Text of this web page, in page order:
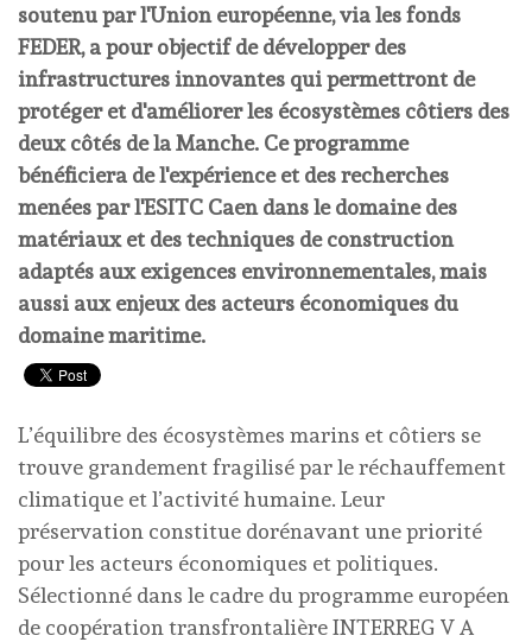
soutenu par l'Union européenne, via les fonds
FEDER, a pour objectif de développer des
infrastructures innovantes qui permettront de
protéger et d'améliorer les écosystèmes côtiers des
deux côtés de la Manche. Ce programme
bénéficiera de l'expérience et des recherches
menées par l'ESITC Caen dans le domaine des
matériaux et des techniques de construction
adaptés aux exigences environnementales, mais
aussi aux enjeux des acteurs économiques du
domaine maritime.
L’équilibre des écosystèmes marins et côtiers se
trouve grandement fragilisé par le réchauffement
climatique et l’activité humaine. Leur
préservation constitue dorénavant une priorité
pour les acteurs économiques et politiques.
Sélectionné dans le cadre du programme européen
de coopération transfrontalière INTERREG V A